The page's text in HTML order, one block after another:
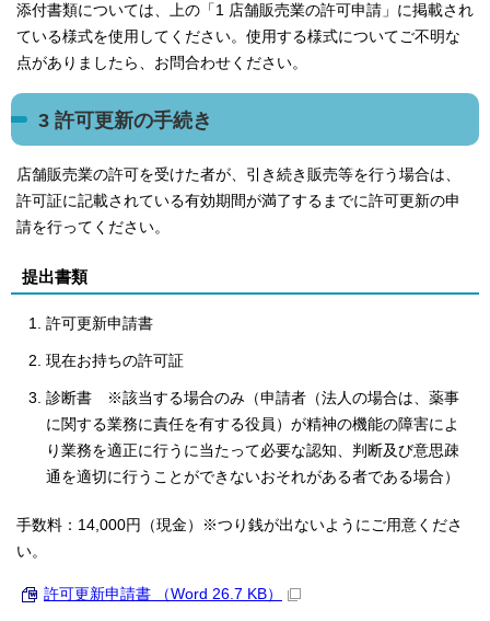
添付書類については、上の「1 店舗販売業の許可申請」に掲載され
ている様式を使用してください。使用する様式についてご不明な
点がありましたら、お問合わせください。
3 許可更新の手続き
店舗販売業の許可を受けた者が、引き続き販売等を行う場合は、
許可証に記載されている有効期間が満了するまでに許可更新の申
請を行ってください。
提出書類
許可更新申請書
現在お持ちの許可証
診断書 ※該当する場合のみ（申請者（法人の場合は、薬事
に関する業務に責任を有する役員）が精神の機能の障害によ
り業務を適正に行うに当たって必要な認知、判断及び意思疎
通を適切に行うことができないおそれがある者である場合）
手数料：14,000円（現金）※つり銭が出ないようにご用意くださ
い。
許可更新申請書 （Word 26.7 KB）